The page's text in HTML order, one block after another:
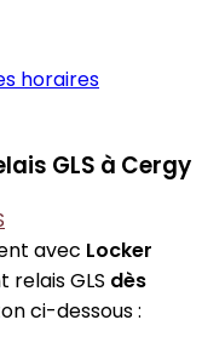
horaires
GLS à Cergy
avec Locker
GLS dès
ci-dessous :